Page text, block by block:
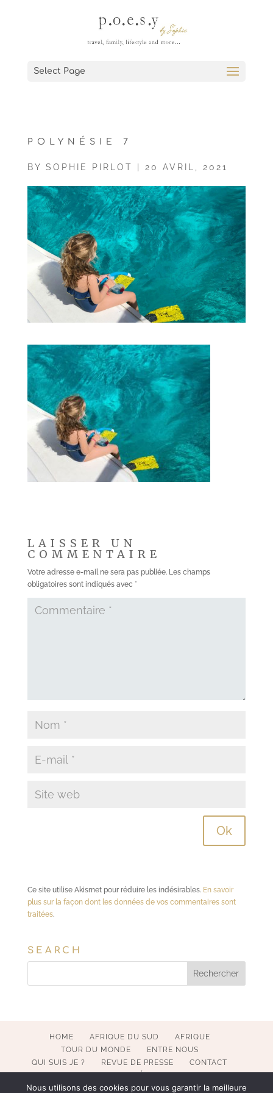
Select Page
POLYNÉSIE 7
BY SOPHIE PIRLOT 20 AVRIL, 2021
LAISSER UN
COMMENTAIRE
Votre adresse e-mail ne sera pas publiée. Les champs
obligatoires sont indiqués avec *
Ce site utilise Akismet pour réduire les indésirables. En savoir
plus sur la façon dont les données de vos commentaires sont
traitées.
SEARCH
HOME AFRIQUE DU SUD
AFRIQUE
TOUR DU MONDE
ENTRE NOUS
QUI SUIS JE ?
REVUE DE PRESSE
CONTACT
Nous utilisons des cookies pour vous garantir la meilleure